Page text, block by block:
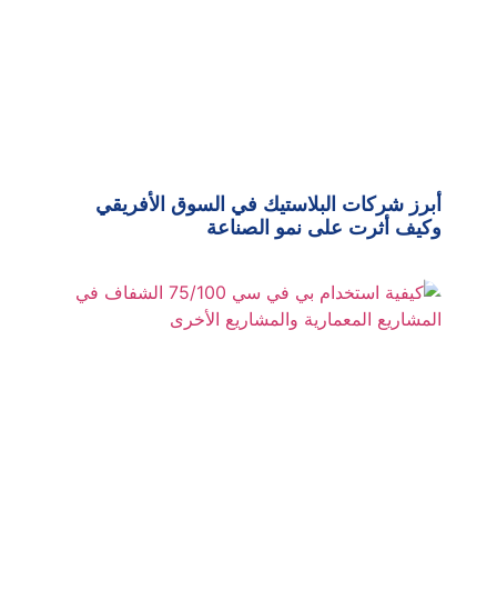
أبرز شركات البلاستيك في السوق الأفريقي
وكيف أثرت على نمو الصناعة